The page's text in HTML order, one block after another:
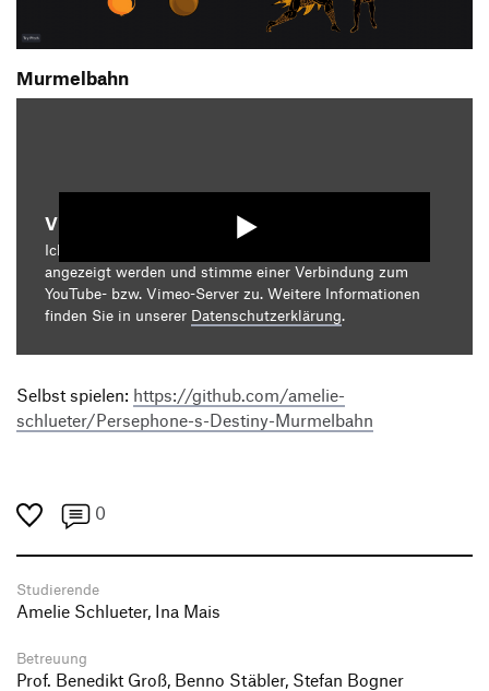
Murmelbahn
Video starten
Ich bin damit einverstanden, dass mir die Medieninhalte
angezeigt werden und stimme einer Verbindung zum
YouTube- bzw. Vimeo-Server zu. Weitere Informationen
finden Sie in unserer Datenschutzerklärung.
Selbst spielen: https://github.com/amelie-
schlueter/Persephone-s-Destiny-Murmelbahn
0
Studierende
Amelie Schlueter, Ina Mais
Betreuung
Prof. Benedikt Groß, Benno Stäbler, Stefan Bogner